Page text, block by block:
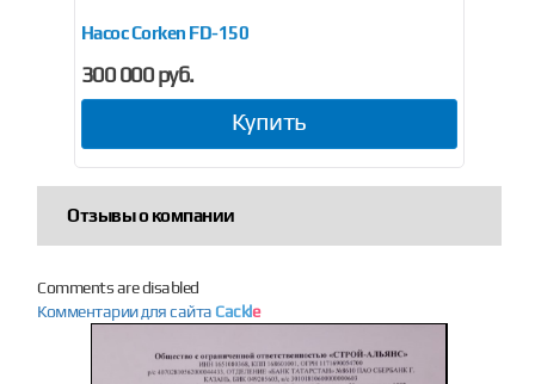
аналогНасос Corken FD-150
300 000 руб.
Купить
Отзывы о компании
Comments are disabled
Комментарии для сайта Cackle